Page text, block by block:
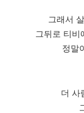
그래서
그뒤로 티비
정말
더 사